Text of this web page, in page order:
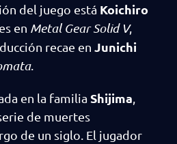
del juego está Koichiro
en Metal Gear Solid V,
recae en Junichi
.
en la familia Shijima
de muertes
de un siglo. El jugador